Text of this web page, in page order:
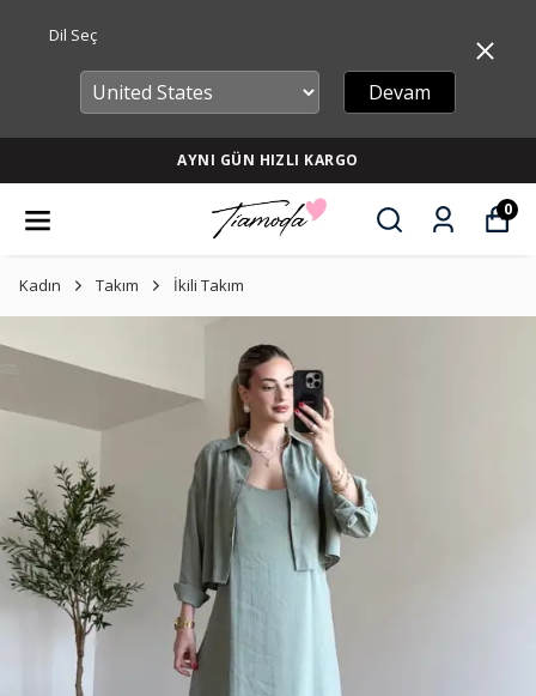
Dil Seç
Devam
AYNI GÜN HIZLI KARGO
0
Kadın Takım İkili Takım